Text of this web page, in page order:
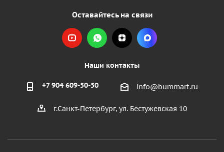
Оставайтесь на связи
Наши контакты
+7 904 609-50-50 info@bummart.ru
г.Санкт-Петербург, ул. Бестужевская 10